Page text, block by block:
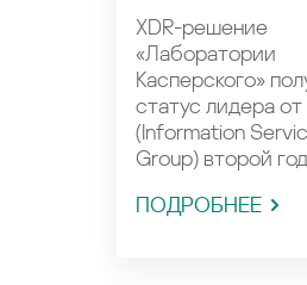
XDR-решение
«Лаборатории
Касперского»
статус лидера от
(Information
Group) второй
ПОДРОБНЕЕ